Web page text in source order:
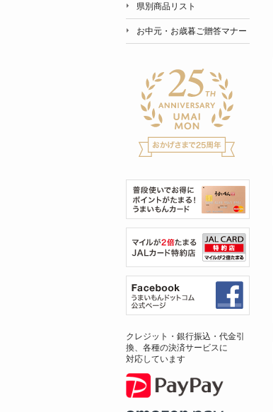
県別商品リスト
お中元・お歳暮ご贈答マナー
クレジット・銀行振込・代金引
換、各種の決済サービスに
対応しています